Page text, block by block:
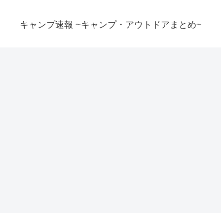
キャンプ速報 ~キャンプ・アウトドアまとめ~